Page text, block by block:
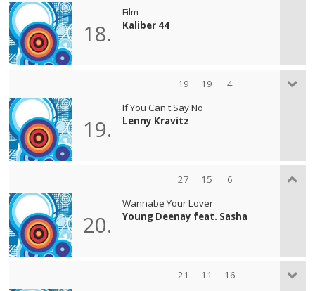
18.
Film
Kaliber 44
19 19 4
19.
If You Can't Say No
Lenny Kravitz
27 15 6
20.
Wannabe Your Lover
Young Deenay feat. Sasha
21 11 16